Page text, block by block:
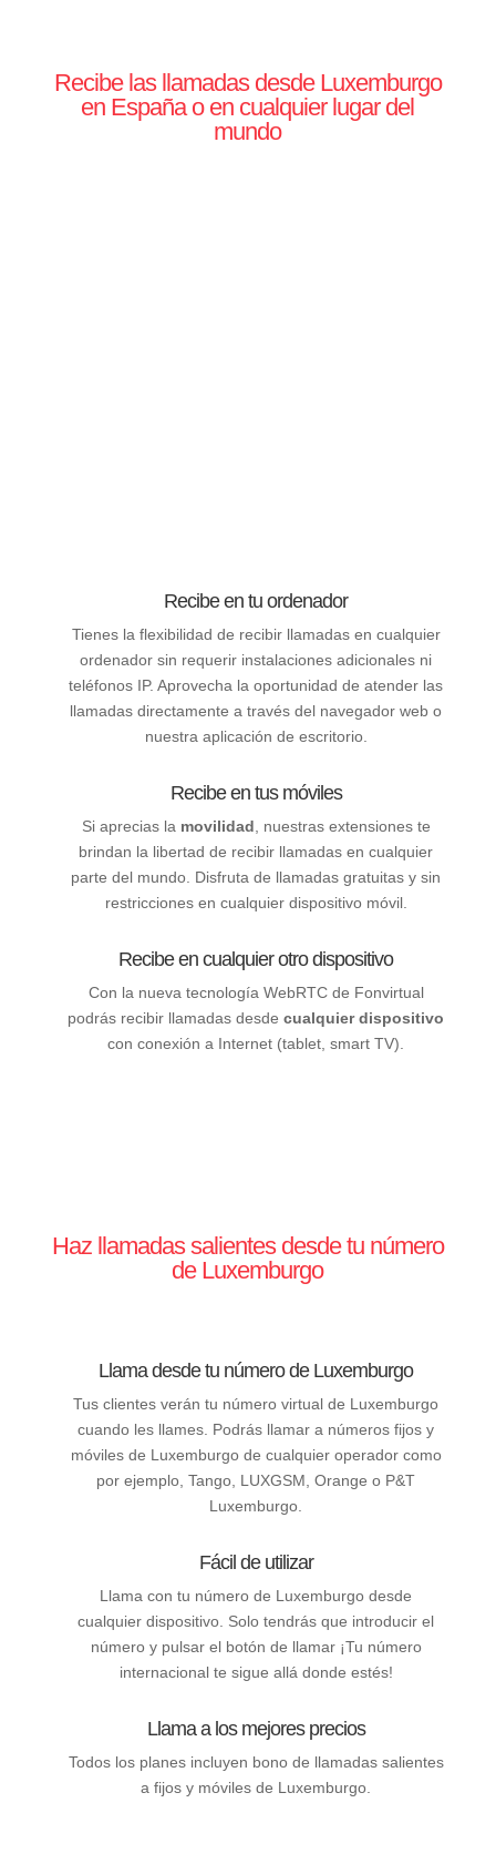
Recibe las llamadas desde Luxemburgo
en España o en cualquier lugar del
mundo
Recibe en tu ordenador
Tienes la flexibilidad de recibir llamadas en cualquier
ordenador sin requerir instalaciones adicionales ni
teléfonos IP. Aprovecha la oportunidad de atender las
llamadas directamente a través del navegador web o
nuestra aplicación de escritorio.
Recibe en tus móviles
Si aprecias la movilidad , nuestras extensiones te
brindan la libertad de recibir llamadas en cualquier
parte del mundo. Disfruta de llamadas gratuitas y sin
restricciones en cualquier dispositivo móvil.
Recibe en cualquier otro dispositivo
Con la nueva tecnología WebRTC de Fonvirtual
podrás recibir llamadas desde cualquier dispositivo
con conexión a Internet (tablet, smart TV).
Haz llamadas salientes desde tu número
de Luxemburgo
Llama desde tu número de Luxemburgo
Tus clientes verán tu número virtual de Luxemburgo
cuando les llames. Podrás llamar a números fijos y
móviles de Luxemburgo de cualquier operador como
por ejemplo, Tango, LUXGSM, Orange o P&T
Luxemburgo.
Fácil de utilizar
Llama con tu número de Luxemburgo desde
cualquier dispositivo. Solo tendrás que introducir el
número y pulsar el botón de llamar ¡Tu número
internacional te sigue allá donde estés!
Llama a los mejores precios
Todos los planes incluyen bono de llamadas salientes
a fijos y móviles de Luxemburgo.